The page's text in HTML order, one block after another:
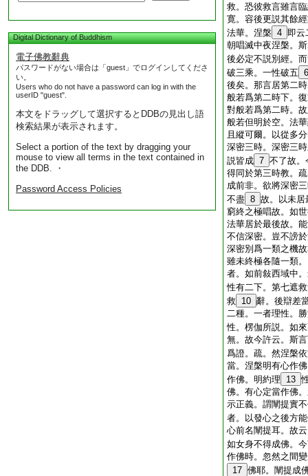
Digital Dictionary of Buddhism
電子佛教辭典
パスワードがない場合は「guest」でログインしてくださ
い。
Users who do not have a password can log in with the
userID "guest".
本文をドラッグして選択するとDDBの見出し語
検索結果が表示されます。
Select a portion of the text by dragging your
mouse to view all terms in the text contained in
the DDB. ・
Password Access Policies
救。恐彼救言雖言
寛。容後更説其餘
法華。涅槃 4 即云
朝唱滅中夜涅槃。
後必定不説別經。
破三乘。一性破五 6
後矣。那言居第二
般若爲第二時下。
對般若爲第二時。
般若但明於空。法
且縱可爾。以從多
深密三時。深密三
説皆成 7 不了故。
得同於第三時教。
成前非。欲將深密
不盡 8 故。以未居
窮終之極唱故。如
法華居於最後故。
不信深密。豈不謗
深密別爲一類之機
雖未終極各隨一類
者。如前敍西域中
性有二下。第七遮
救 10 辭。後辯差
二種。一者理性。
性。楞伽所説。如
無。故今許云。斯
爲證。疏。然涅槃
當。涅槃明有心作
作佛。明約理
13
佛。有心定當作佛
示正義。謂闡提實
者。以發心之後方
心前名闡提耳。故
如女身不得成佛。
作佛時。忽然之間
17 佛耶。闡提成